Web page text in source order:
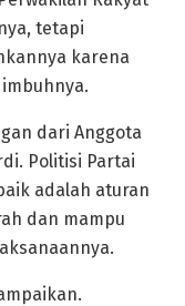
tetapi
karena
dari Anggota
Politisi Partai
adalah aturan
dan mampu